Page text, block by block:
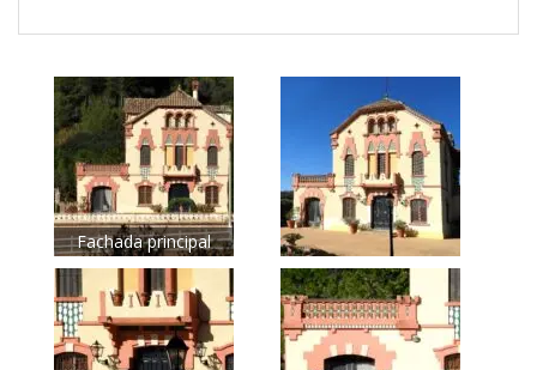
Fachada principal